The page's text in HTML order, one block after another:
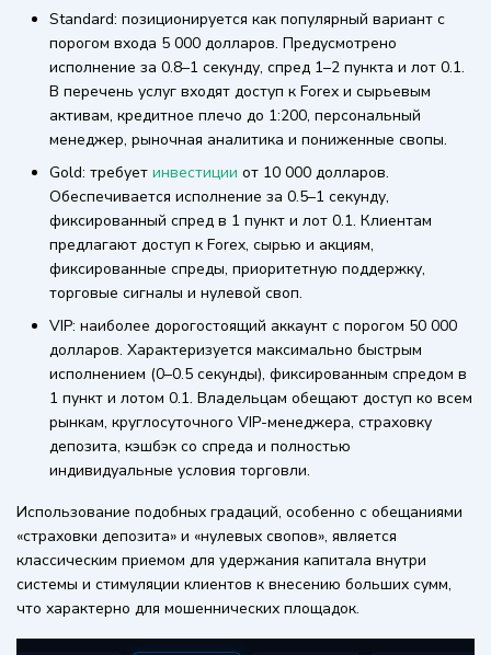
Standard: позиционируется как популярный вариант с
порогом входа 5 000 долларов. Предусмотрено
исполнение за 0.8–1 секунду, спред 1–2 пункта и лот 0.1.
В перечень услуг входят доступ к Forex и сырьевым
активам, кредитное плечо до 1:200, персональный
менеджер, рыночная аналитика и пониженные свопы.
Gold: требует инвестиции от 10 000 долларов.
Обеспечивается исполнение за 0.5–1 секунду,
фиксированный спред в 1 пункт и лот 0.1. Клиентам
предлагают доступ к Forex, сырью и акциям,
фиксированные спреды, приоритетную поддержку,
торговые сигналы и нулевой своп.
VIP: наиболее дорогостоящий аккаунт с порогом 50 000
долларов. Характеризуется максимально быстрым
исполнением (0–0.5 секунды), фиксированным спредом в
1 пункт и лотом 0.1. Владельцам обещают доступ ко всем
рынкам, круглосуточного VIP-менеджера, страховку
депозита, кэшбэк со спреда и полностью
индивидуальные условия торговли.
Использование подобных градаций, особенно с обещаниями
«страховки депозита» и «нулевых свопов», является
классическим приемом для удержания капитала внутри
системы и стимуляции клиентов к внесению больших сумм,
что характерно для мошеннических площадок.